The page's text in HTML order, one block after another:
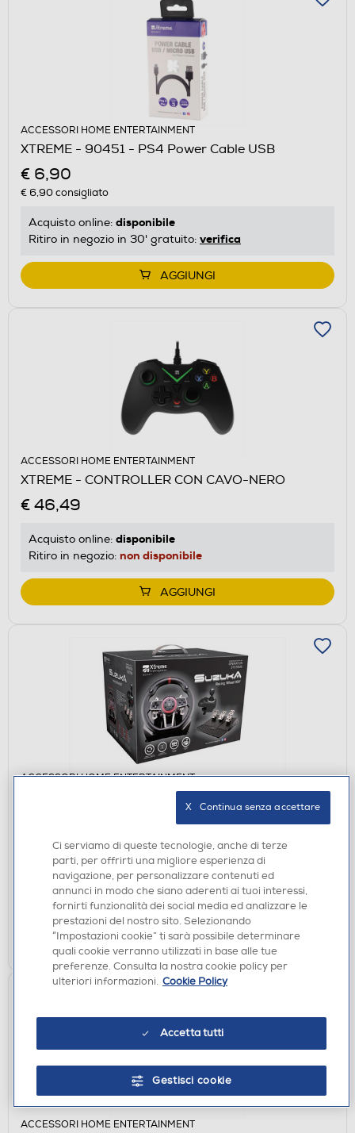
ACCESSORI HOME ENTERTAINMENT
XTREME - 90451 - PS4 Power Cable USB
€ 6,90
€ 6,90consigliato
Acquisto online: disponibile
Ritiro in negozio in 30' gratuito: verifica
AGGIUNGI
ACCESSORI HOME ENTERTAINMENT
XTREME - CONTROLLER CON CAVO-NERO
€ 46,49
Acquisto online: disponibile
Ritiro in negozio: non disponibile
AGGIUNGI
ACCESSORI HOME ENTERTAINMENT
XTREME - 6 IN 1 SUZUKA RACING WHEEL 900-
€ 157,99
€ 189,00consigliato
Acquisto online: disponibile
Ritiro in negozio:non disponibile
AGGIUNGI
ACCESSORI HOME ENTERTAINMENT
Ci serviamo di queste tecnologie, anche di terze
parti, per offrirti una migliore esperienza di
navigazione, per personalizzare contenuti ed
annunci in modo che siano aderenti ai tuoi interessi,
fornirti funzionalità dei social media ed analizzare le
prestazioni del nostro sito. Selezionando
“Impostazioni cookie” ti sarà possibile determinare
quali cookie verranno utilizzati in base alle tue
preferenze. Consulta la nostra cookie policy per
ulteriori informazioni. Cookie Policy
Accetta tutti
Gestisci cookie
X   Continua senza accettare